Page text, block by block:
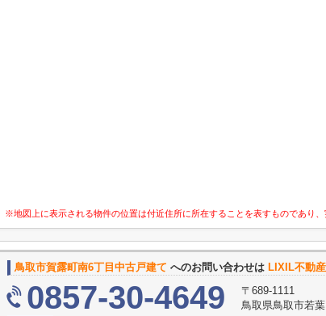
※地図上に表示される物件の位置は付近住所に所在することを表すものであり
鳥取市賀露町南6丁目中古戸建て へのお問い合わせは LIXIL不動
0857-30-4649
〒689-1111
鳥取県鳥取市若